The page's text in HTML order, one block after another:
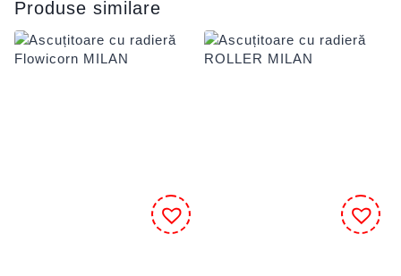
Produse similare